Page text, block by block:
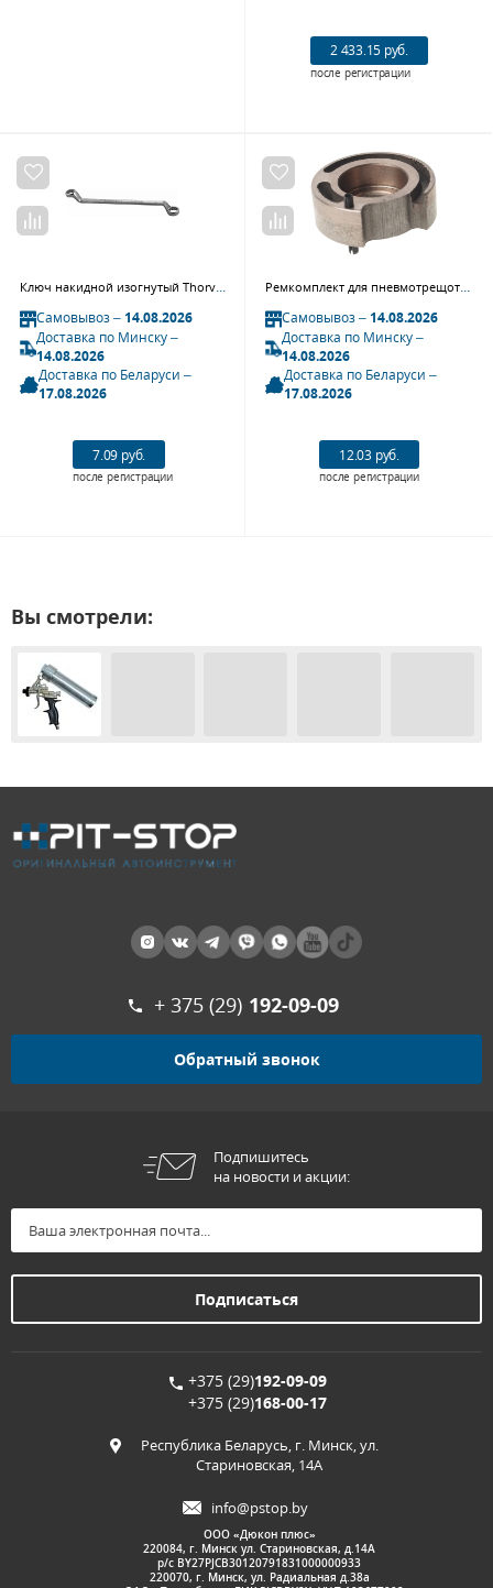
2 433.15 руб.
после регистрации
Самовывоз –14.08.2026
Доставка по Минску –
14.08.2026
Доставка по Беларуси –
17.08.2026
7.09 руб.
после регистрации
Самовывоз –14.08.2026
Доставка по Минску –
14.08.2026
Доставка по Беларуси –
17.08.2026
12.03 руб.
после регистрации
Вы смотрели:
+ 375 (29) 192-09-09
Обратный звонок
Подпишитесь
на новости и акции:
+375 (29)192-09-09
+375 (29)168-00-17
Республика Беларусь, г. Минск, ул.
Стариновская, 14А
info@pstop.by
ООО «Дюкон плюс»
220084, г. Минск ул. Стариновская, д.14А
р/с BY27PJCB30120791831000000933
220070, г. Минск, ул. Радиальная д.38а